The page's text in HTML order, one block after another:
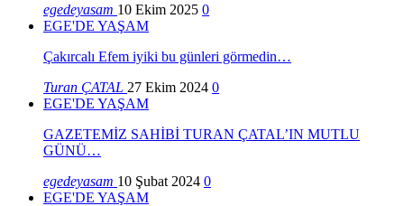
egedeyasam 10 Ekim 2025 0
EGE'DE YAŞAM
Çakırcalı Efem iyiki bu günleri görmedin…
Turan ÇATAL 27 Ekim 2024 0
EGE'DE YAŞAM
GAZETEMİZ SAHİBİ TURAN ÇATAL’IN MUTLU
GÜNÜ…
egedeyasam 10 Şubat 2024 0
EGE'DE YAŞAM